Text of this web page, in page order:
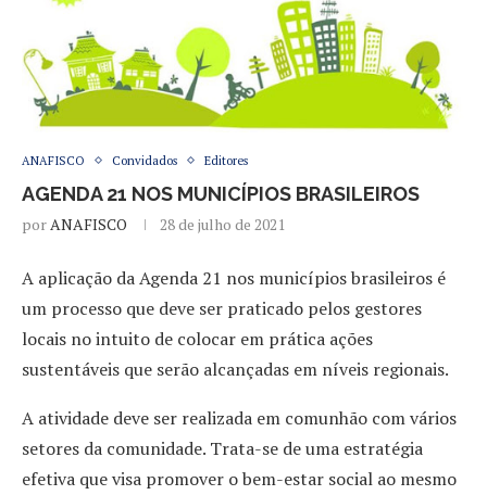
ANAFISCO Convidados Editores
AGENDA 21 NOS MUNICÍPIOS BRASILEIROS
por ANAFISCO 28 de julho de 2021
A aplicação da Agenda 21 nos municípios brasileiros é
um processo que deve ser praticado pelos gestores
locais no intuito de colocar em prática ações
sustentáveis que serão alcançadas em níveis regionais.
A atividade deve ser realizada em comunhão com vários
setores da comunidade. Trata-se de uma estratégia
efetiva que visa promover o bem-estar social ao mesmo